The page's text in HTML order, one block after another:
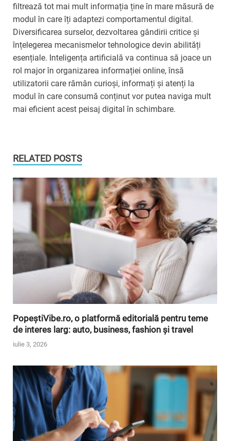
filtrează tot mai mult informația ține în mare măsură de
modul în care îți adaptezi comportamentul digital.
Diversificarea surselor, dezvoltarea gândirii critice și
înțelegerea mecanismelor tehnologice devin abilități
esențiale. Inteligența artificială va continua să joace un
rol major în organizarea informației online, însă
utilizatorii care rămân curioși, informați și atenți la
modul în care consumă conținut vor putea naviga mult
mai eficient acest peisaj digital în schimbare.
RELATED POSTS
PopeștiVibe.ro, o platformă editorială pentru teme
de interes larg: auto, business, fashion și travel
iulie 3, 2026